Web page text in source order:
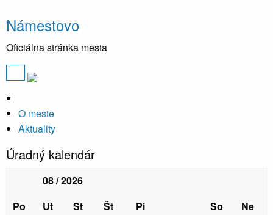
Námestovo
Oficiálna stránka mesta
O meste
Aktuality
Úradný kalendár
08 / 2026
Po
Ut St Št Pi So
Ne